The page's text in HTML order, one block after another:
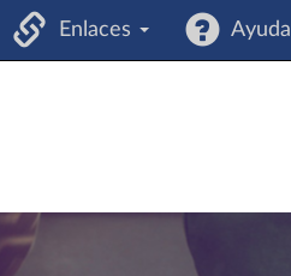
Enlaces Ayuda